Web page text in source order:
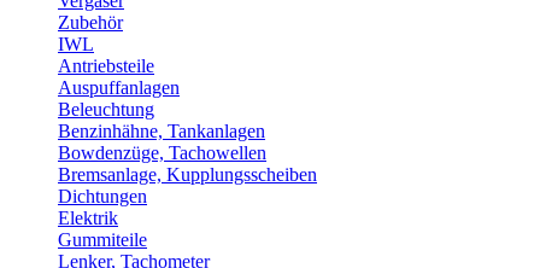
Zubehör
IWL
Antriebsteile
Auspuffanlagen
Beleuchtung
Benzinhähne, Tankanlagen
Bowdenzüge, Tachowellen
Bremsanlage, Kupplungsscheiben
Dichtungen
Elektrik
Gummiteile
Lenker, Tachometer